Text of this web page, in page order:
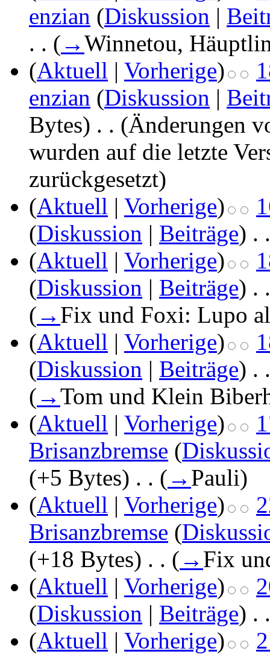
enzian (Diskussion |
. . ( →Winnetou,
(Aktuell | Vorherige)
enzian (Diskussion |
Bytes) . . (Änderungen
wurden auf die letzte
zurückgesetzt)
(Aktuell | Vorherige)
(Diskussion | Beiträge) . .
(Aktuell | Vorherige)
(Diskussion | Beiträge) . .
( → Fix und Foxi: Lupo
(Aktuell | Vorherige)
(Diskussion | Beiträge) . .
( →Tom und Klein
(Aktuell | Vorherige)
Brisanzbremse (
(+5 Bytes) . . ( → Pauli)
(Aktuell | Vorherige)
Brisanzbremse (
(+18 Bytes) . . ( → Fix
(Aktuell | Vorherige)
(Diskussion | Beiträge) . .
(Aktuell | Vorherige)